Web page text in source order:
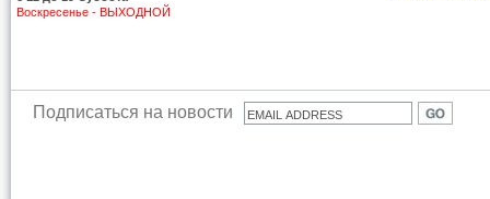
Воскресенье - ВЫХОДНОЙ
Подписаться на новости